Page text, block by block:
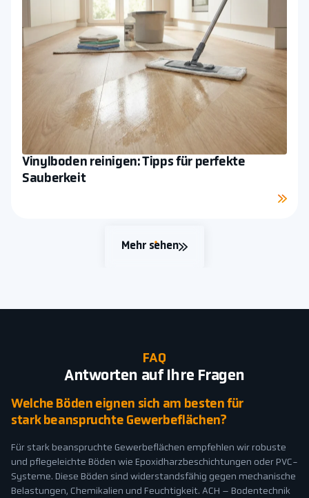
Vinylboden reinigen: Tipps für perfekte
Sauberkeit
Mehr sehen
Mehr sehen
FAQ
Antworten auf Ihre Fragen
Welche Böden eignen sich am besten für
stark beanspruchte Gewerbeflächen?
Für stark beanspruchte Gewerbeflächen empfehlen wir robuste
und pflegeleichte Böden wie Epoxidharzbeschichtungen oder PVC-
Systeme. Diese Böden sind widerstandsfähig gegen mechanische
Belastungen, Chemikalien und Feuchtigkeit. ACH – Bodentechnik